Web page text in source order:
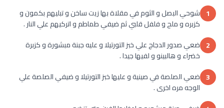
1 شوحي البصل و الثوم في مقلاة بها زيت ساخن و تبليهم بكمون و
كزبره و ملح و فلفل قلبي ثم ضيفي طماطم و اتركيهم علي النار .
2 ضعي صدور الدجاج علي خبز التورتيلا و عليه جبنة مبشورة و كزبرة
خضراء و هالبينو و لفيها جيدا .
3 ضعي الصلصة في صينية و عليها خبز التورتيلا و ضيفي الصلصة علي
الوجه مره اخرى .